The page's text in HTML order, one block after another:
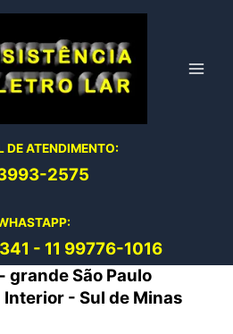
DE ATENDIMENTO:
2575
341 - 11 99776-1016
grande São Paulo
Interior - Sul de Minas